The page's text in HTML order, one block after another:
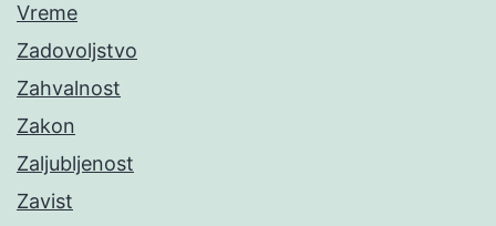
Vreme
Zadovoljstvo
Zahvalnost
Zakon
Zaljubljenost
Zavist